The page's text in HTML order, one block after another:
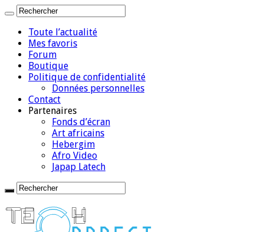
Toute l’actualité
Mes favoris
Forum
Boutique
Politique de confidentialité
Données personnelles
Contact
Partenaires
Fonds d’écran
Art africains
Hebergim
Afro Video
Japap Latech